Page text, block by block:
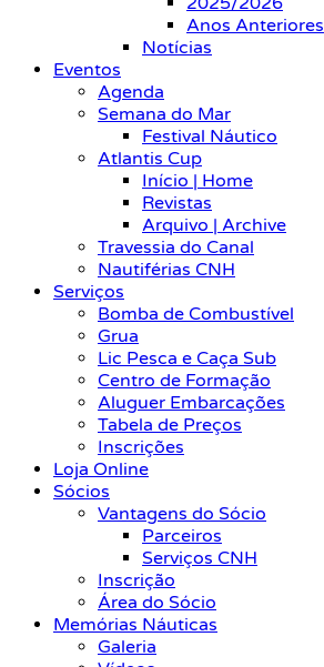
Anos Anteriores
Notícias
Eventos
Agenda
Semana do Mar
Festival Náutico
Atlantis Cup
Início | Home
Revistas
Arquivo | Archive
Travessia do Canal
Nautiférias CNH
Serviços
Bomba de Combustível
Grua
Lic Pesca e Caça Sub
Centro de Formação
Aluguer Embarcações
Tabela de Preços
Inscrições
Loja Online
Sócios
Vantagens do Sócio
Parceiros
Serviços CNH
Inscrição
Área do Sócio
Memórias Náuticas
Galeria